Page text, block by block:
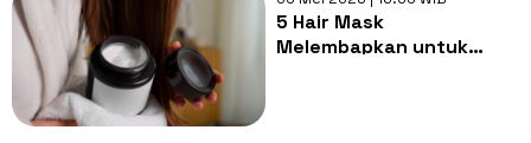
5 Hair Mask
Melembapkan untuk